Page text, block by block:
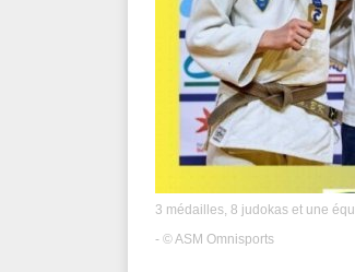
3 médailles, 8 judokas et une
- © ASM Omnisports